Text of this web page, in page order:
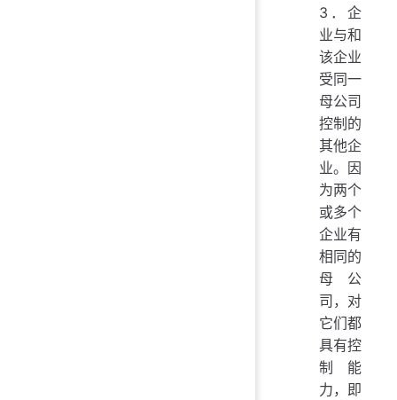
3．企
业与和
该企业
受同一
母公司
控制的
其他企
业。因
为两个
或多个
企业有
相同的
母公
司，对
它们都
具有控
制能
力，即